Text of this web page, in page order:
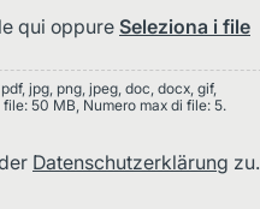
qui oppure Seleziona i file
jpg, png, jpeg, doc, docx, gif,
50 MB, Numero max di file: 5.
Datenschutzerklärung zu.